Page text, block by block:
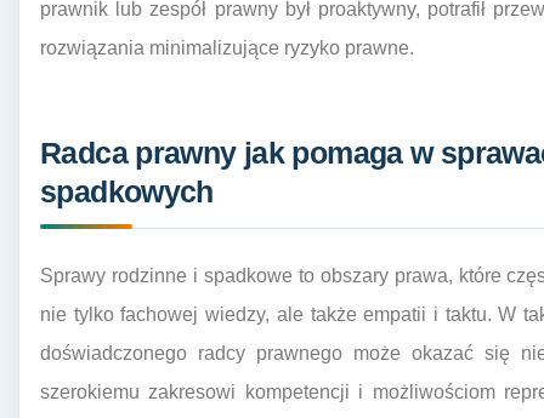
prawnik lub zespół prawny był proaktywny, potrafił
rozwiązania minimalizujące ryzyko prawne.
Radca prawny jak pomaga w
spadkowych
Sprawy rodzinne i spadkowe to obszary prawa, które
nie tylko fachowej wiedzy, ale także empatii i taktu. W
doświadczonego radcy prawnego może okazać się
szerokiemu zakresowi kompetencji i możliwościom